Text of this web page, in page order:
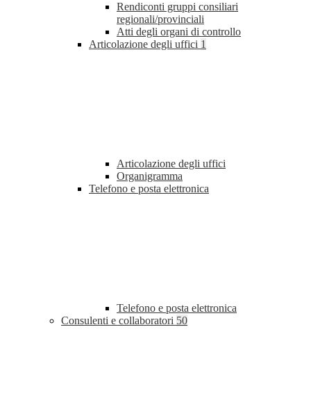
Rendiconti gruppi consiliari
regionali/provinciali
Atti degli organi di controllo
Articolazione degli uffici 1
Articolazione degli uffici
Organigramma
Telefono e posta elettronica
Telefono e posta elettronica
Consulenti e collaboratori 50